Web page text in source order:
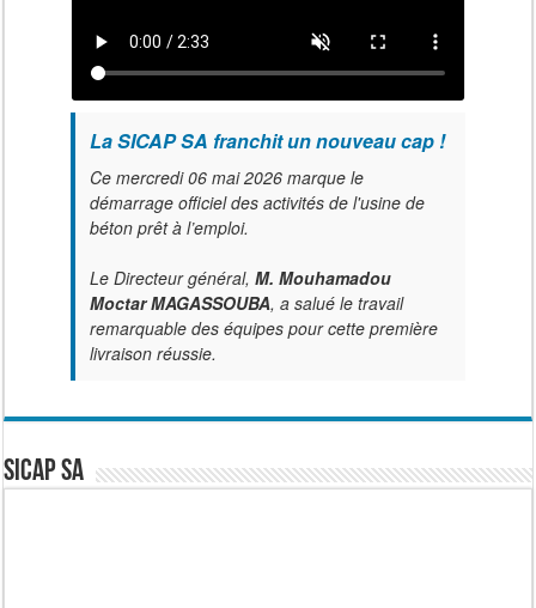
La SICAP SA franchit un nouveau cap !
Ce mercredi 06 mai 2026 marque le
démarrage officiel des activités de l'usine de
béton prêt à l’emploi.
Le Directeur général, M. Mouhamadou
Moctar MAGASSOUBA, a salué le travail
remarquable des équipes pour cette première
livraison réussie.
SICAP SA